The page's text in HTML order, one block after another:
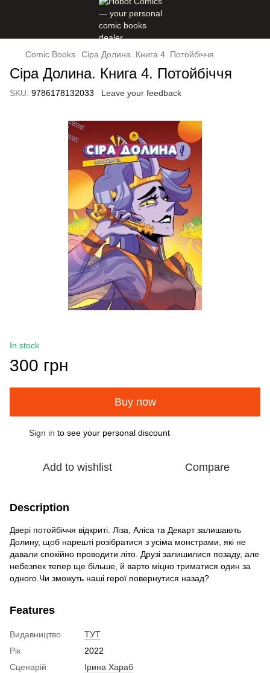
Comic Books Сіра Долина. Книга 4. Потойбіччя
Сіра Долина. Книга 4. Потойбіччя
SKU: 9786178132033 Leave your feedback
In stock
300 грн
Buy now
Sign in to see your personal discount
Add to wishlist Compare
Description
Двері потойбіччя відкриті. Ліза, Аліса та Декарт залишають
Долину, щоб нарешті розібратися з усіма монстрами, які не
давали спокійно проводити літо. Друзі залишилися позаду, але
небезпек тепер ще більше, й варто міцно триматися один за
одного.Чи зможуть наші герої повернутися назад?
Features
Видавництво
ТУТ
Рік
2022
Сценарій
Ірина Хараб